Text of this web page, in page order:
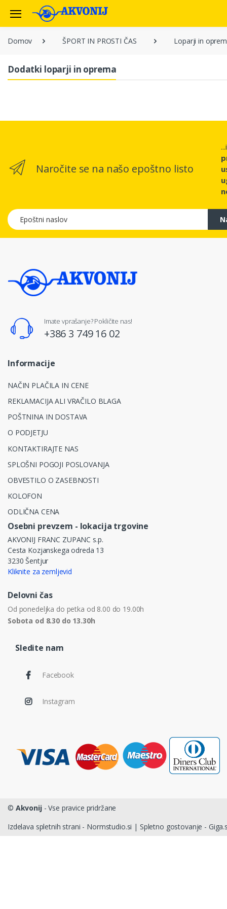
Domov ŠPORT IN PROSTI ČAS Loparji in
Dodatki loparji in oprema
Naročite se na našo epoštno listo
Epoštni naslov
Imate vprašanje? Pokličite nas!
+386 3 749 16 02
Informacije
NAČIN PLAČILA IN CENE
REKLAMACIJA ALI VRAČILO BLAGA
POŠTNINA IN DOSTAVA
O PODJETJU
KONTAKTIRAJTE NAS
SPLOŠNI POGOJI POSLOVANJA
OBVESTILO O ZASEBNOSTI
KOLOFON
ODLIČNA CENA
Osebni prevzem - lokacija trgovine
AKVONIJ FRANC ZUPANC s.p.
Cesta Kozjanskega odreda 13
3230 Šentjur
Kliknite za zemljevid
Delovni čas
Od ponedeljka do petka od 8.00 do 19.00h
Sobota od 8.30 do 13.30h
Sledite nam
Facebook
Instagram
© Akvonij- Vse pravice pridržane
Izdelava spletnih strani - Normstudio.si | Spletno gostovanje -